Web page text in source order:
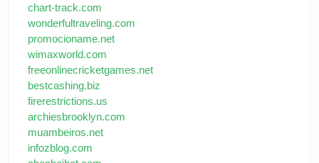
chart-track.com
wonderfultraveling.com
promocioname.net
wimaxworld.com
freeonlinecricketgames.net
bestcashing.biz
firerestrictions.us
archiesbrooklyn.com
muambeiros.net
infozblog.com